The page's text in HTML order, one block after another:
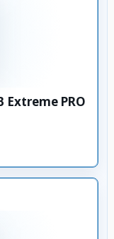
Extreme PRO